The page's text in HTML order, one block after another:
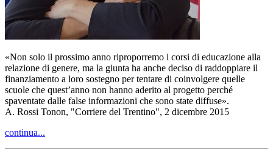
«Non solo il prossimo anno riproporremo i corsi di educazione alla
relazione di genere, ma la giunta ha anche deciso di raddoppiare il
finanziamento a loro sostegno per tentare di coinvolgere quelle
scuole che quest’anno non hanno aderito al progetto perché
spaventate dalle false informazioni che sono state diffuse».
A. Rossi Tonon, "Corriere del Trentino", 2 dicembre 2015
continua...